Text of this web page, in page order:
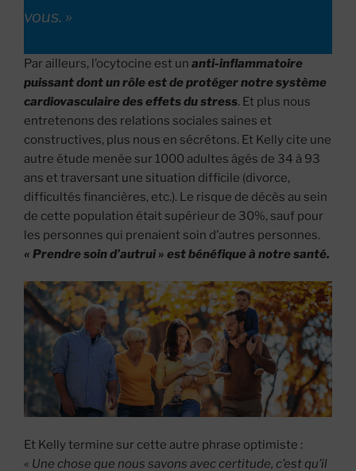
vous. »
Par ailleurs, l’ocytocine est un anti-inflammatoire
puissant dont un rôle est de protéger notre système
cardiovasculaire des effets du stress. Et plus nous
entretenons des relations sociales saines et
constructives, plus nous en sécrétons. Et Kelly cite une
autre étude menée sur 1000 adultes âgés de 34 à 93
ans et traversant une situation difficile (divorce,
difficultés financières, etc.). Le risque de décès au sein
de cette population était supérieur de 30%, sauf pour
les personnes qui prenaient soin d’autres personnes.
« Prendre soin d’autrui » est bénéfique à notre santé.
Et Kelly termine sur cette autre phrase optimiste :
« Une chose que nous savons avec certitude, c’est qu’il